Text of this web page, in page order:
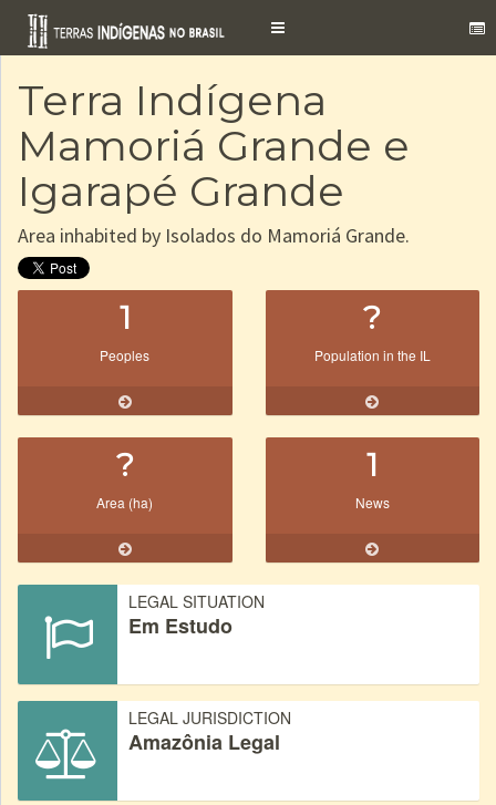
Toggle
Terra Indígena
Mamoriá Grande e
Igarapé Grande
Area inhabited by Isolados do Mamoriá Grande.
1
Peoples
?
Population in the IL
?
Area (ha)
1
News
LEGAL SITUATION
Em Estudo
LEGAL JURISDICTION
Amazônia Legal